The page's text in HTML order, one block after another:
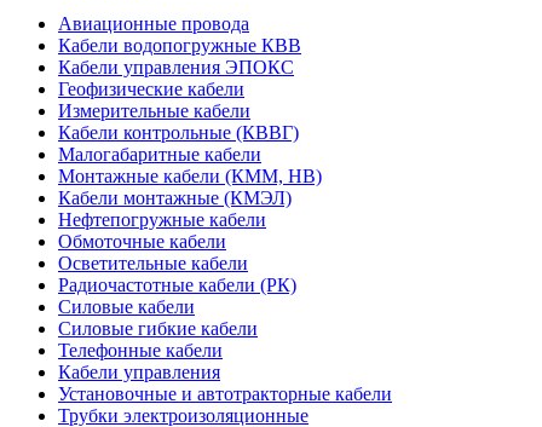
Авиационные провода
Кабели водопогружные КВВ
Кабели управления ЭПОКС
Геофизические кабели
Измерительные кабели
Кабели контрольные (КВВГ)
Малогабаритные кабели
Монтажные кабели (КММ, НВ)
Кабели монтажные (КМЭЛ)
Нефтепогружные кабели
Обмоточные кабели
Осветительные кабели
Радиочастотные кабели (РК)
Силовые кабели
Силовые гибкие кабели
Телефонные кабели
Кабели управления
Установочные и автотракторные кабели
Трубки электроизоляционные